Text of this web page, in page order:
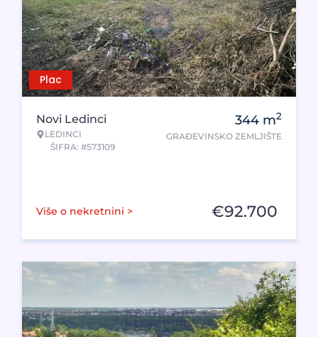
Plac
Novi Ledinci
LEDINCI
ŠIFRA: #573109
344 m2
GRAĐEVINSKO ZEMLJIŠTE
Više o nekretnini > €92.700